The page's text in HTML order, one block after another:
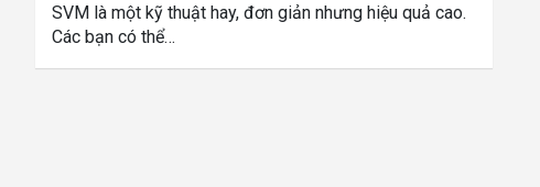
SVM là một kỹ thuật hay, đơn giản nhưng hiệu quả cao.
Các bạn có thể…